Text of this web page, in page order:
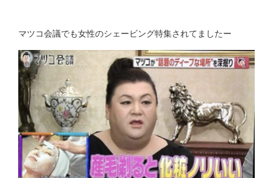
マツコ会議でも女性のシェービング特集されてましたー